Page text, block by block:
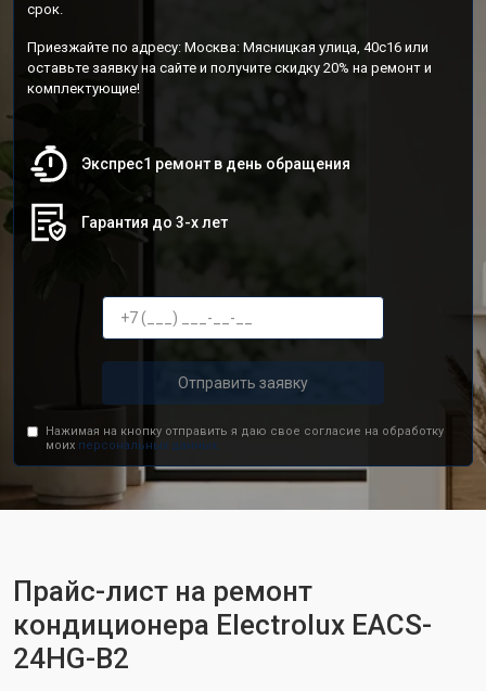
срок.
Приезжайте по адресу: Москва: Мясницкая улица, 40с16 или
оставьте заявку на сайте и получите скидку 20% на ремонт и
комплектующие!
Экспрес1 ремонт в день обращения
Гарантия до 3-х лет
Отправить заявку
Нажимая на кнопку отправить я даю свое согласие на обработку
моих персональных данных.
Прайс-лист на ремонт
кондиционера Electrolux EACS-
24HG-B2